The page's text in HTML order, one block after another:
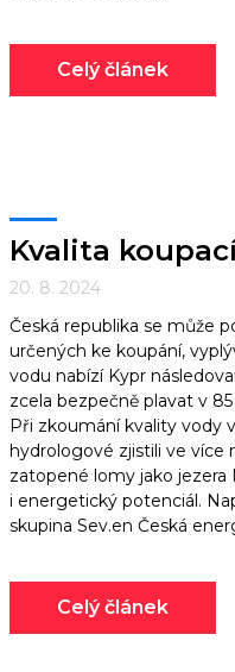
Celý článek
Kvalita
20. 8. 2024
Česká republika se může
určených ke koupání,
vodu nabízí Kypr
zcela bezpečně plavat v
Při zkoumání kvality vody
hydrologové zjistili ve více
zatopené lomy jako jezera
i energetický potenciál.
skupina Sev.en Česká
Celý článek